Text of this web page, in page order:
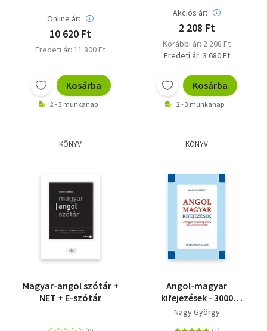
Online ár:
10 620 Ft
Eredeti ár: 11 800 Ft
Kosárba
2 - 3 munkanap
Akciós ár:
2 208 Ft
Korábbi ár: 2 208 Ft
Eredeti ár: 3 680 Ft
Kosárba
2 - 3 munkanap
KÖNYV
Magyar-angol szótár +
NET + E-szótár
KÖNYV
Angol-magyar
kifejezések - 3000
gyakori szókapcsolat,
Nagy György